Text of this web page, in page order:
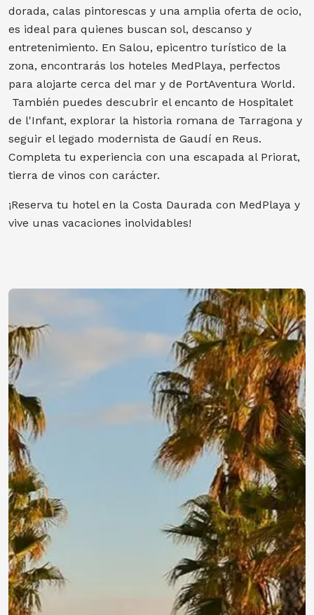
dorada, calas pintorescas y una amplia oferta de ocio,
es ideal para quienes buscan sol, descanso y
entretenimiento. En Salou, epicentro turístico de la
zona, encontrarás los hoteles MedPlaya, perfectos
para alojarte cerca del mar y de PortAventura World.
También puedes descubrir el encanto de Hospitalet
de l'Infant, explorar la historia romana de Tarragona y
seguir el legado modernista de Gaudí en Reus.
Completa tu experiencia con una escapada al Priorat,
tierra de vinos con carácter.
¡Reserva tu hotel en la Costa Daurada con MedPlaya y
vive unas vacaciones inolvidables!